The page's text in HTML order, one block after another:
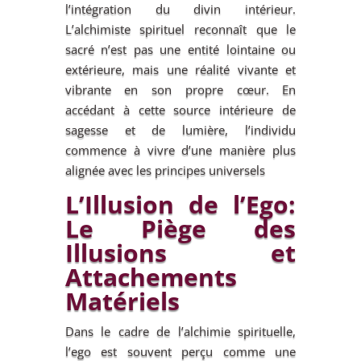
l’intégration du divin intérieur.
L’alchimiste spirituel reconnaît que le
sacré n’est pas une entité lointaine ou
extérieure, mais une réalité vivante et
vibrante en son propre cœur. En
accédant à cette source intérieure de
sagesse et de lumière, l’individu
commence à vivre d’une manière plus
alignée avec les principes universels
L’Illusion de l’Ego:
Le Piège des
Illusions et
Attachements
Matériels
Dans le cadre de l’alchimie spirituelle,
l’ego est souvent perçu comme une